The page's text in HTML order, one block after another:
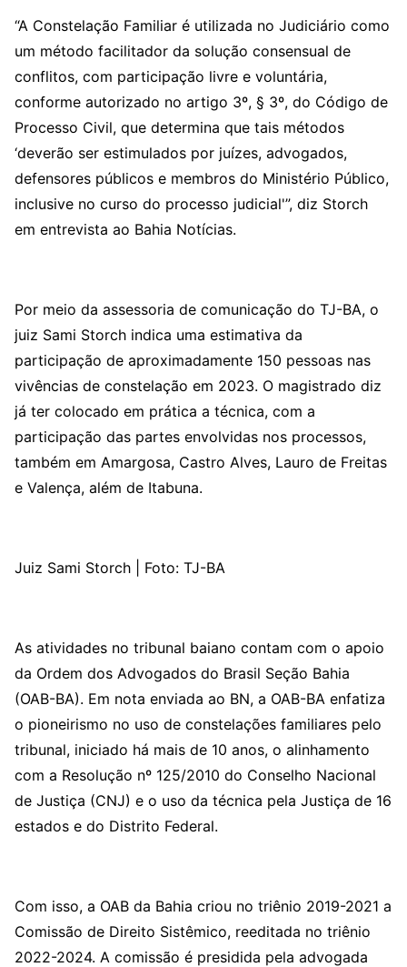
“A Constelação Familiar é utilizada no Judiciário como
um método facilitador da solução consensual de
conflitos, com participação livre e voluntária,
conforme autorizado no artigo 3º, § 3º, do Código de
Processo Civil, que determina que tais métodos
‘deverão ser estimulados por juízes, advogados,
defensores públicos e membros do Ministério Público,
inclusive no curso do processo judicial'”, diz Storch
em entrevista ao Bahia Notícias.
Por meio da assessoria de comunicação do TJ-BA, o
juiz Sami Storch indica uma estimativa da
participação de aproximadamente 150 pessoas nas
vivências de constelação em 2023. O magistrado diz
já ter colocado em prática a técnica, com a
participação das partes envolvidas nos processos,
também em Amargosa, Castro Alves, Lauro de Freitas
e Valença, além de Itabuna.
Juiz Sami Storch | Foto: TJ-BA
As atividades no tribunal baiano contam com o apoio
da Ordem dos Advogados do Brasil Seção Bahia
(OAB-BA). Em nota enviada ao BN, a OAB-BA enfatiza
o pioneirismo no uso de constelações familiares pelo
tribunal, iniciado há mais de 10 anos, o alinhamento
com a Resolução nº 125/2010 do Conselho Nacional
de Justiça (CNJ) e o uso da técnica pela Justiça de 16
estados e do Distrito Federal.
Com isso, a OAB da Bahia criou no triênio 2019-2021 a
Comissão de Direito Sistêmico, reeditada no triênio
2022-2024. A comissão é presidida pela advogada